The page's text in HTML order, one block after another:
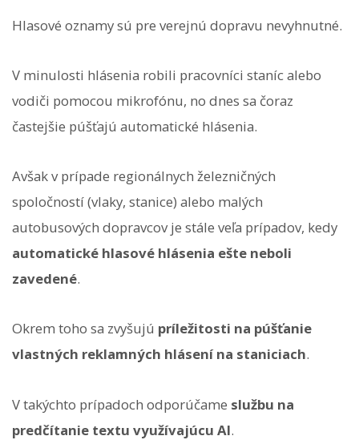
Hlasové oznamy sú pre verejnú dopravu nevyhnutné.
V minulosti hlásenia robili pracovníci staníc alebo
vodiči pomocou mikrofónu, no dnes sa čoraz
častejšie púšťajú automatické hlásenia.
Avšak v prípade regionálnych železničných
spoločností (vlaky, stanice) alebo malých
autobusových dopravcov je stále veľa prípadov, kedy
automatické hlasové hlásenia ešte neboli
zavedené.
Okrem toho sa zvyšujú príležitosti na púšťanie
vlastných reklamných hlásení na staniciach.
V takýchto prípadoch odporúčame službu na
predčítanie textu využívajúcu AI.